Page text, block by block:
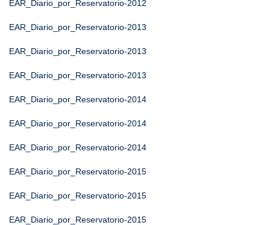
EAR_Diario_por_Reservatorio-2012
EAR_Diario_por_Reservatorio-2013
EAR_Diario_por_Reservatorio-2013
EAR_Diario_por_Reservatorio-2013
EAR_Diario_por_Reservatorio-2014
EAR_Diario_por_Reservatorio-2014
EAR_Diario_por_Reservatorio-2014
EAR_Diario_por_Reservatorio-2015
EAR_Diario_por_Reservatorio-2015
EAR_Diario_por_Reservatorio-2015